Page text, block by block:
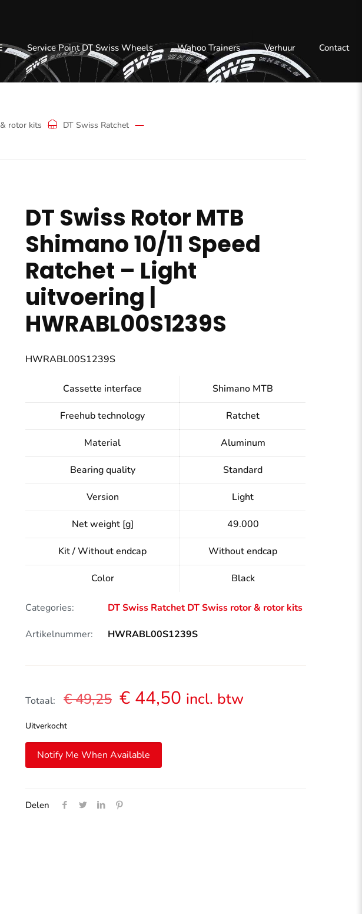
Service Point DT Swiss Wheels Wahoo Trainers Verhuur Contact
rotor kits
DT Swiss Ratchet
DT Swiss Rotor MTB
Shimano 10/11 Speed
Ratchet – Light
uitvoering |
HWRABL00S1239S
HWRABL00S1239S
Cassette interface Shimano MTB
Freehub technology Ratchet
Material Aluminum
Bearing quality Standard
Version Light
Net weight [g] 49.000
Kit / Without endcap Without endcap
Color Black
Categories: DT Swiss Ratchet DT Swiss rotor & rotor kits
Artikelnummer: HWRABL00S1239S
Totaal: €49,25 Oorspronkelijke
€ 49,25.
€ 44,50 Huidige
incl. btw
Uitverkocht
Notify Me When Available
Delen